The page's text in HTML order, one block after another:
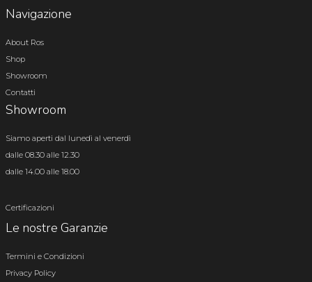
Navigazione
About Ros
Shop
Showroom
Contatti
Showroom
Siamo aperti dal lunedì al venerdì
dalle 08.30 alle 12.30
dalle 14.00 alle 18.00
Certificazioni
Le nostre Garanzie
Termini e Condizioni
Privacy Policy